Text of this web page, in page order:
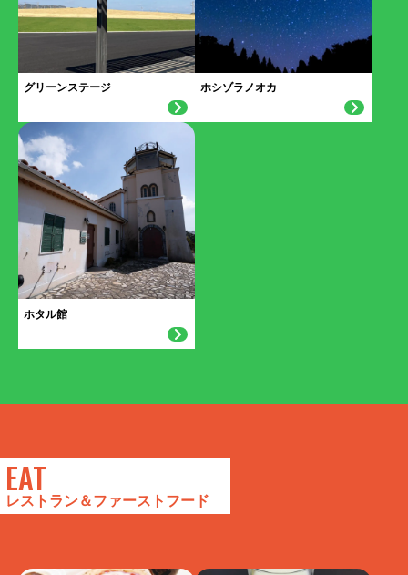
グリーンステージ ホシゾラノオカ
ホタル館
EAT
レストラン＆ファーストフード